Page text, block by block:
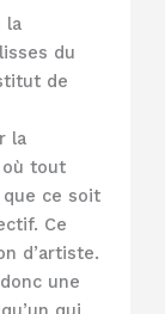
la
du
de
la
où tout
ce soit
Ce
d’artiste.
une